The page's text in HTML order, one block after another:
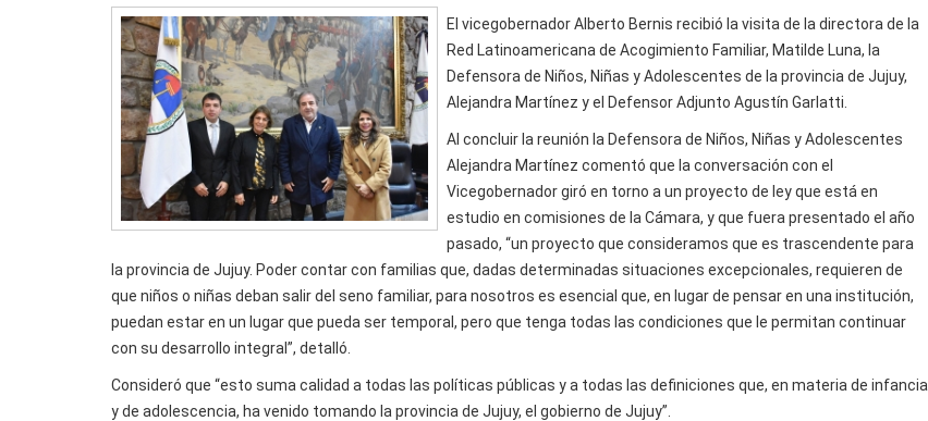
El vicegobernador Alberto Bernis recibió la visita de la directora de la
Red Latinoamericana de Acogimiento Familiar, Matilde Luna, la
Defensora de Niños, Niñas y Adolescentes de la provincia de Jujuy,
Alejandra Martínez y el Defensor Adjunto Agustín Garlatti.
Al concluir la reunión la Defensora de Niños, Niñas y Adolescentes
Alejandra Martínez comentó que la conversación con el
Vicegobernador giró en torno a un proyecto de ley que está en
estudio en comisiones de la Cámara, y que fuera presentado el año
pasado, “un proyecto que consideramos que es trascendente para
la provincia de Jujuy. Poder contar con familias que, dadas determinadas situaciones excepcionales, requieren de
que niños o niñas deban salir del seno familiar, para nosotros es esencial que, en lugar de pensar en una institución,
puedan estar en un lugar que pueda ser temporal, pero que tenga todas las condiciones que le permitan continuar
con su desarrollo integral”, detalló.
Consideró que “esto suma calidad a todas las políticas públicas y a todas las definiciones que, en materia de infancia
y de adolescencia, ha venido tomando la provincia de Jujuy, el gobierno de Jujuy”.